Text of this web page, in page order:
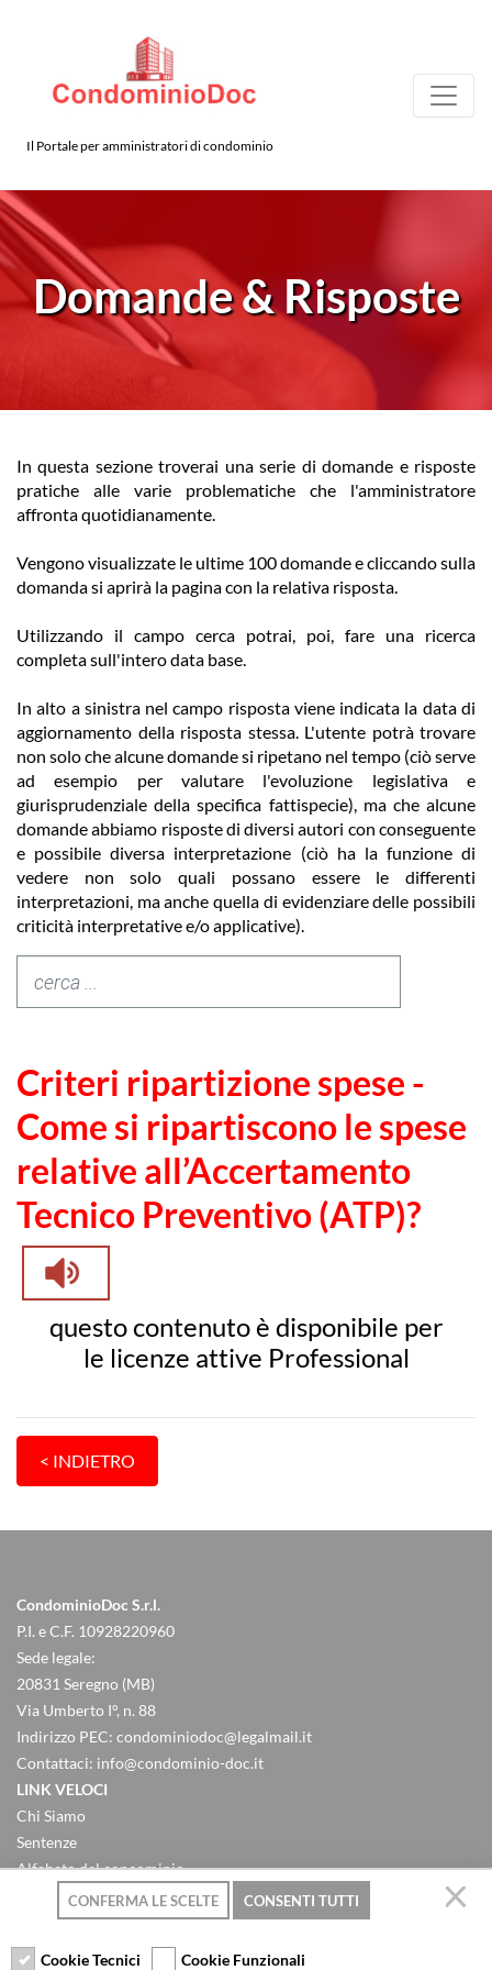
Il Portale per amministratori di condominio
Domande & Risposte
In questa sezione troverai una serie di domande e risposte
pratiche alle varie problematiche che l'amministratore
affronta quotidianamente.
Vengono visualizzate le ultime 100 domande e cliccando sulla
domanda si aprirà la pagina con la relativa risposta.
Utilizzando il campo cerca potrai, poi, fare una ricerca
completa sull'intero data base.
In alto a sinistra nel campo risposta viene indicata la data di
aggiornamento della risposta stessa. L'utente potrà trovare
non solo che alcune domande si ripetano nel tempo (ciò serve
ad esempio per valutare l'evoluzione legislativa e
giurisprudenziale della specifica fattispecie), ma che alcune
domande abbiamo risposte di diversi autori con conseguente
e possibile diversa interpretazione (ciò ha la funzione di
vedere non solo quali possano essere le differenti
interpretazioni, ma anche quella di evidenziare delle possibili
criticità interpretative e/o applicative).
Criteri ripartizione spese -
Come si ripartiscono le spese
relative all’Accertamento
Tecnico Preventivo (ATP)?
questo contenuto è disponibile per
le licenze attive Professional
CondominioDoc S.r.l.
P.I. e C.F. 10928220960
Sede legale:
20831 Seregno (MB)
Via Umberto I°, n. 88
Indirizzo PEC: condominiodoc@legalmail.it
Contattaci: info@condominio-doc.it
LINK VELOCI
Chi Siamo
Sentenze
Alfabeto del concominio
Criteri ripartizione spese
Domande & Risposte
Contatti
CONFERMA LE SCELTE CONSENTI TUTTI
Cookie Tecnici Cookie Funzionali